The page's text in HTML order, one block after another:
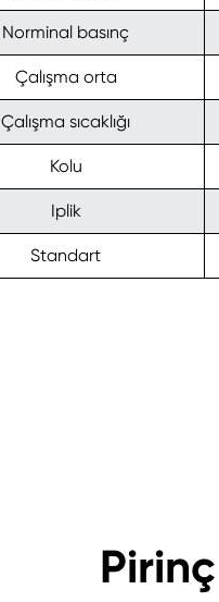
Norminal basınç
Çalışma orta
Çalışma sıcaklığı
Kolu
Iplik
Standart